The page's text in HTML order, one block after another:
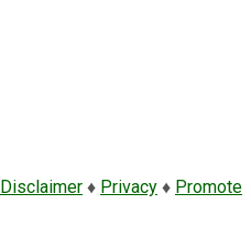
Disclaimer ♦ Privacy ♦ Promote